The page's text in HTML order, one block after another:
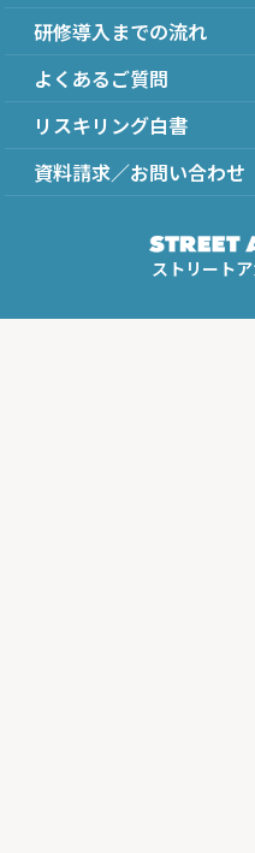
研修導入までの流れ
よくあるご質問
リスキリング白書
資料請求／お問い合わせ
ストリート